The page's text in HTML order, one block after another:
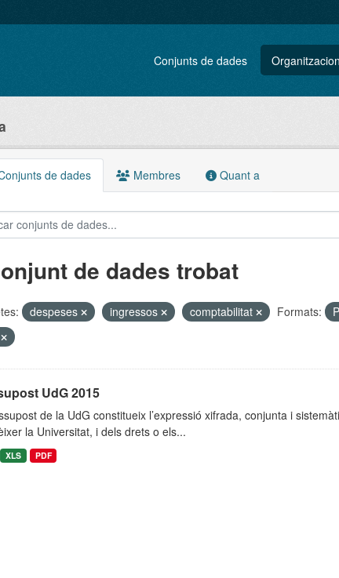
Conjunts de dades
de dades Membres Quant a
de dades trobat
despeses ingressos comptabilitat Formats:
UdG 2015
de la UdG constitueix l’expressió xifrada, conjunta i
la Universitat, i dels drets o els...
XLS PDF